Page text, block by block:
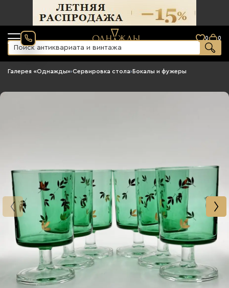
0 0
Галерея «Однажды»›Сервировка стола›Бокалы и фужеры